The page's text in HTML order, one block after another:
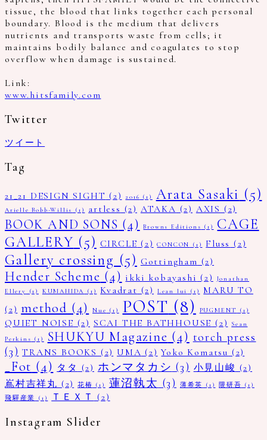
tissue, the blood that links together each personal
boundary. Blood is the medium that delivers
nutrients and transports waste from cells; it
maintains bodily balance and coagulates to stop
overflow when damage is sustained.
Link:
www.hitsfamily.com
Twitter
ツイート
Tag
21_21 DESIGN SIGHT (2) 2016 (1) Arata Sasaki (5)
Arielle Bobb-Willis (1) artless (2) ATAKA (2) AXIS (2)
BOOK AND SONS (4) Browns Editions (1)
CAGE
GALLERY (5) CIRCLE (2) CONCON (1) Fluss (2)
Gallery crossing (5) Gottingham (2)
Hender Scheme (4) ikki kobayashi (2)
Jonathan
Ellery
(1) KUMAHIDA (1) Kvadrat (2) Lean lui (1)
MARU TO
(2) method (4) Nue (1) POST (8) PUGMENT (1)
QUIET NOISE (2) SCAI THE BATHHOUSE (2)
Sean
Perkins (1) SHUKYU Magazine (4) torch press
(3) TRANS BOOKS (2) UMA (2) Yoko Komatsu (2)
_Fot (4) タタ (2) ホンマタカシ (3) 小見山峻 (2)
嶌村吉祥丸 (2) 花椿 (1) 蓮沼執太 (3) 薄希英 (1) 隈研吾 (1)
飛驒産業
(1) ＴＥＸＴ (2)
Instagram Slider